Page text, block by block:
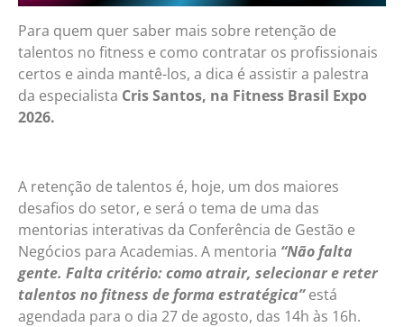
Para quem quer saber mais sobre retenção de
talentos no fitness e como contratar os profissionais
certos e ainda mantê-los, a dica é assistir a palestra
da especialista Cris Santos, na Fitness Brasil Expo
2026.
A retenção de talentos é, hoje, um dos maiores
desafios do setor, e será o tema de uma das
mentorias interativas da Conferência de Gestão e
Negócios para Academias. A mentoria “Não falta
gente. Falta critério: como atrair, selecionar e reter
talentos no fitness de forma estratégica”está
agendada para o dia 27 de agosto, das 14h às 16h.